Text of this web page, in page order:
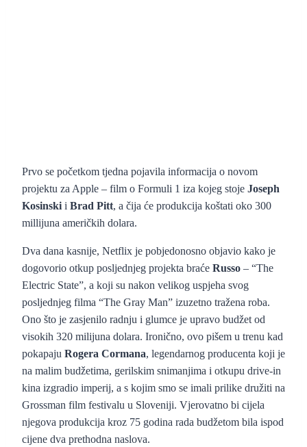
Prvo se početkom tjedna pojavila informacija o novom
projektu za Apple – film o Formuli 1 iza kojeg stoje Joseph
Kosinski i Brad Pitt, a čija će produkcija koštati oko 300
millijuna američkih dolara.
Dva dana kasnije, Netflix je pobjedonosno objavio kako je
dogovorio otkup posljednjeg projekta braće Russo – “The
Electric State”, a koji su nakon velikog uspjeha svog
posljednjeg filma “The Gray Man” izuzetno tražena roba.
Ono što je zasjenilo radnju i glumce je upravo budžet od
visokih 320 milijuna dolara. Ironično, ovo pišem u trenu kad
pokapaju Rogera Cormana, legendarnog producenta koji je
na malim budžetima, gerilskim snimanjima i otkupu drive-in
kina izgradio imperij, a s kojim smo se imali prilike družiti na
Grossman film festivalu u Sloveniji. Vjerovatno bi cijela
njegova produkcija kroz 75 godina rada budžetom bila ispod
cijene dva prethodna naslova.